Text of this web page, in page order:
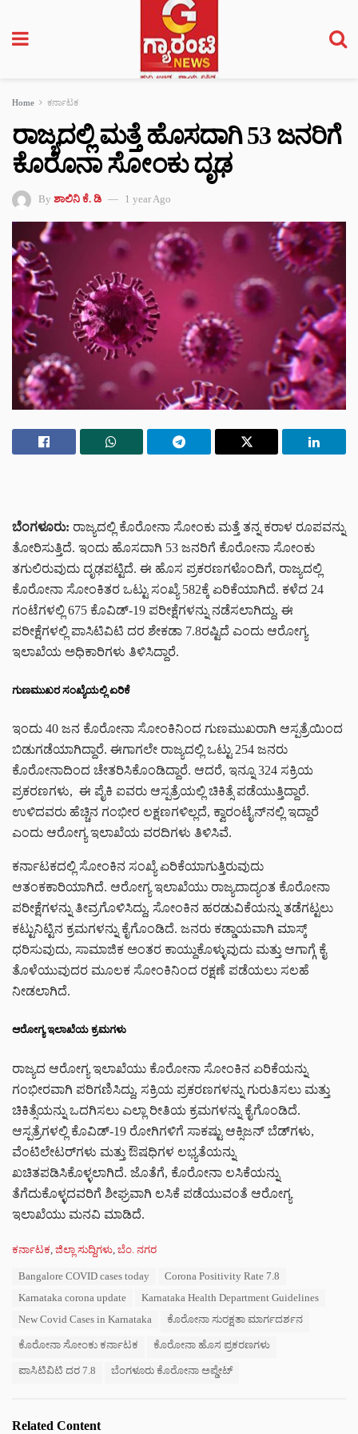
Home ಕರ್ನಾಟಕ
ರಾಜ್ಯದಲ್ಲಿ ಮತ್ತೆ ಹೊಸದಾಗಿ 53 ಜನರಿಗೆ
ಕೊರೊನಾ ಸೋಂಕು ದೃಢ
By ಶಾಲಿನಿ ಕೆ. ಡಿ 1 year Ago
ಬೆಂಗಳೂರು: ರಾಜ್ಯದಲ್ಲಿ ಕೊರೋನಾ ಸೋಂಕು ಮತ್ತೆ ತನ್ನ ಕರಾಳ ರೂಪವನ್ನು
ತೋರಿಸುತ್ತಿದೆ. ಇಂದು ಹೊಸದಾಗಿ 53 ಜನರಿಗೆ ಕೊರೋನಾ ಸೋಂಕು
ತಗುಲಿರುವುದು ದೃಢಪಟ್ಟಿದೆ. ಈ ಹೊಸ ಪ್ರಕರಣಗಳೊಂದಿಗೆ, ರಾಜ್ಯದಲ್ಲಿ
ಕೊರೋನಾ ಸೋಂಕಿತರ ಒಟ್ಟು ಸಂಖ್ಯೆ 582ಕ್ಕೆ ಏರಿಕೆಯಾಗಿದೆ. ಕಳೆದ 24
ಗಂಟೆಗಳಲ್ಲಿ 675 ಕೊವಿಡ್‌-19 ಪರೀಕ್ಷೆಗಳನ್ನು ನಡೆಸಲಾಗಿದ್ದು, ಈ
ಪರೀಕ್ಷೆಗಳಲ್ಲಿ ಪಾಸಿಟಿವಿಟಿ ದರ ಶೇಕಡಾ 7.8ರಷ್ಟಿದೆ ಎಂದು ಆರೋಗ್ಯ
ಇಲಾಖೆಯ ಅಧಿಕಾರಿಗಳು ತಿಳಿಸಿದ್ದಾರೆ.
ಗುಣಮುಖರ ಸಂಖ್ಯೆಯಲ್ಲಿ ಏರಿಕೆ
ಇಂದು 40 ಜನ ಕೊರೋನಾ ಸೋಂಕಿನಿಂದ ಗುಣಮುಖರಾಗಿ ಆಸ್ಪತ್ರೆಯಿಂದ
ಬಿಡುಗಡೆಯಾಗಿದ್ದಾರೆ. ಈಗಾಗಲೇ ರಾಜ್ಯದಲ್ಲಿ ಒಟ್ಟು 254 ಜನರು
ಕೊರೋನಾದಿಂದ ಚೇತರಿಸಿಕೊಂಡಿದ್ದಾರೆ. ಆದರೆ, ಇನ್ನೂ 324 ಸಕ್ರಿಯ
ಪ್ರಕರಣಗಳು, ಈ ಪೈಕಿ ಐವರು ಆಸ್ಪತ್ರೆಯಲ್ಲಿ ಚಿಕಿತ್ಸೆ ಪಡೆಯುತ್ತಿದ್ದಾರೆ.
ಉಳಿದವರು ಹೆಚ್ಚಿನ ಗಂಭೀರ ಲಕ್ಷಣಗಳಿಲ್ಲದೆ, ಕ್ವಾರಂಟೈನ್‌ನಲ್ಲಿ ಇದ್ದಾರೆ
ಎಂದು ಆರೋಗ್ಯ ಇಲಾಖೆಯ ವರದಿಗಳು ತಿಳಿಸಿವೆ.
ಕರ್ನಾಟಕದಲ್ಲಿ ಸೋಂಕಿನ ಸಂಖ್ಯೆ ಏರಿಕೆಯಾಗುತ್ತಿರುವುದು
ಆತಂಕಕಾರಿಯಾಗಿದೆ. ಆರೋಗ್ಯ ಇಲಾಖೆಯು ರಾಜ್ಯದಾದ್ಯಂತ ಕೊರೋನಾ
ಪರೀಕ್ಷೆಗಳನ್ನು ತೀವ್ರಗೊಳಿಸಿದ್ದು, ಸೋಂಕಿನ ಹರಡುವಿಕೆಯನ್ನು ತಡೆಗಟ್ಟಲು
ಕಟ್ಟುನಿಟ್ಟಿನ ಕ್ರಮಗಳನ್ನು ಕೈಗೊಂಡಿದೆ. ಜನರು ಕಡ್ಡಾಯವಾಗಿ ಮಾಸ್ಕ್
ಧರಿಸುವುದು, ಸಾಮಾಜಿಕ ಅಂತರ ಕಾಯ್ದುಕೊಳ್ಳುವುದು ಮತ್ತು ಆಗಾಗ್ಗೆ ಕೈ
ತೊಳೆಯುವುದರ ಮೂಲಕ ಸೋಂಕಿನಿಂದ ರಕ್ಷಣೆ ಪಡೆಯಲು ಸಲಹೆ
ನೀಡಲಾಗಿದೆ.
ಆರೋಗ್ಯ ಇಲಾಖೆಯ ಕ್ರಮಗಳು
ರಾಜ್ಯದ ಆರೋಗ್ಯ ಇಲಾಖೆಯು ಕೊರೋನಾ ಸೋಂಕಿನ ಏರಿಕೆಯನ್ನು
ಗಂಭೀರವಾಗಿ ಪರಿಗಣಿಸಿದ್ದು, ಸಕ್ರಿಯ ಪ್ರಕರಣಗಳನ್ನು ಗುರುತಿಸಲು ಮತ್ತು
ಚಿಕಿತ್ಸೆಯನ್ನು ಒದಗಿಸಲು ಎಲ್ಲಾ ರೀತಿಯ ಕ್ರಮಗಳನ್ನು ಕೈಗೊಂಡಿದೆ.
ಆಸ್ಪತ್ರೆಗಳಲ್ಲಿ ಕೊವಿಡ್‌-19 ರೋಗಿಗಳಿಗೆ ಸಾಕಷ್ಟು ಆಕ್ಸಿಜನ್ ಬೆಡ್‌ಗಳು,
ವೆಂಟಿಲೇಟರ್‌ಗಳು ಮತ್ತು ಔಷಧಿಗಳ ಲಭ್ಯತೆಯನ್ನು
ಖಚಿತಪಡಿಸಿಕೊಳ್ಳಲಾಗಿದೆ. ಜೊತೆಗೆ, ಕೊರೋನಾ ಲಸಿಕೆಯನ್ನು
ತೆಗೆದುಕೊಳ್ಳದವರಿಗೆ ಶೀಘ್ರವಾಗಿ ಲಸಿಕೆ ಪಡೆಯುವಂತೆ ಆರೋಗ್ಯ
ಇಲಾಖೆಯು ಮನವಿ ಮಾಡಿದೆ.
C
ಕರ್ನಾಟಕ ಜಿಲ್ಲಾ ಸುದ್ದಿಗಳು ಬೆಂ. ನಗರ
Bangalore COVID cases today
Corona Positivity Rate 7.8
Karnataka corona update
Karnataka Health Department Guidelines
New Covid Cases in Karnataka
ಕೊರೋನಾ ಸುರಕ್ಷತಾ ಮಾರ್ಗದರ್ಶನ
ಕೊರೋನಾ ಸೋಂಕು ಕರ್ನಾಟಕ ಕೊರೋನಾ ಹೊಸ ಪ್ರಕರಣಗಳು
ಪಾಸಿಟಿವಿಟಿ ದರ 7.8 ಬೆಂಗಳೂರು ಕೊರೋನಾ ಅಪ್ಡೇಟ್
Related Content